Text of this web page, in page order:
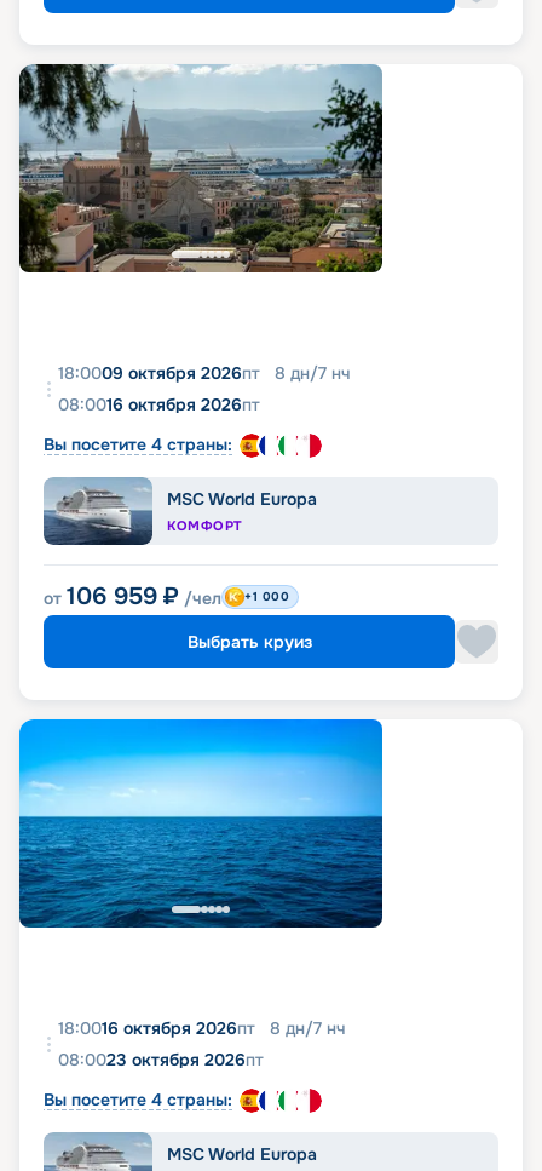
18:0009 октября 2026пт 8 дн/7 нч
08:0016 октября 2026пт
Вы посетите 4 страны:
MSC World Europa
КОМФОРТ
от 106 959 ₽ /чел +1 000
Выбрать круиз
18:0016 октября 2026пт 8 дн/7 нч
08:0023 октября 2026пт
Вы посетите 4 страны:
MSC World Europa